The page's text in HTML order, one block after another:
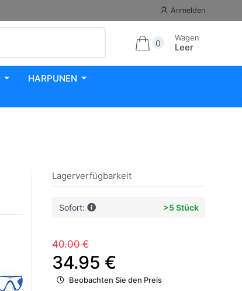
Anmelden
0
Wagen
Leer
HARPUNEN
Lagerverfügbarkeit
Sofort: >5 Stück
40.00 €
34.95 €
Beobachten Sie den Preis